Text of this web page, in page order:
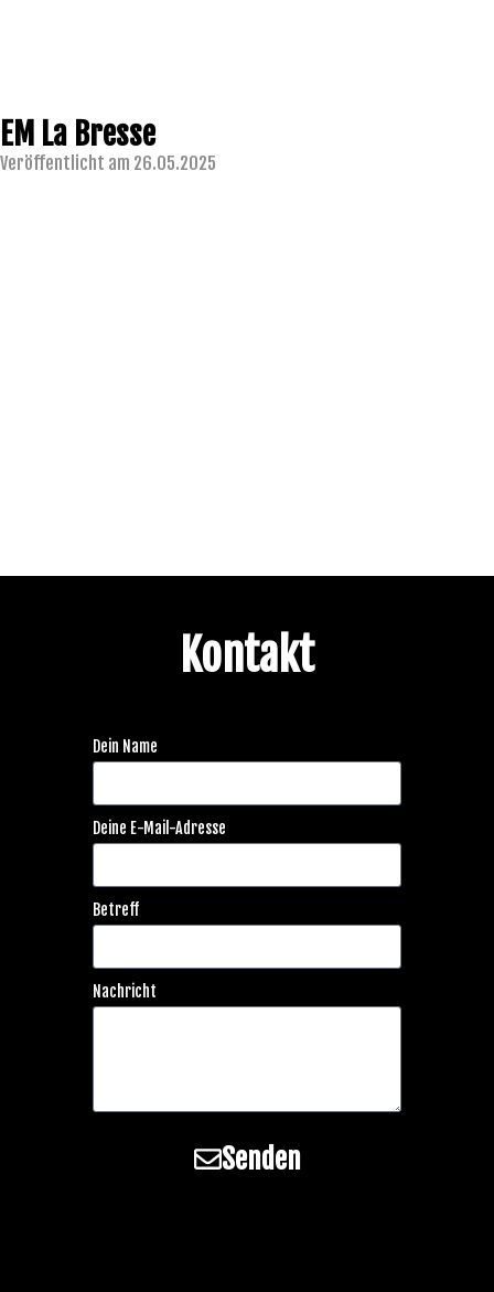
EM La Bresse
Veröffentlicht am 26.05.2025
Kontakt
Dein Name
Deine E-Mail-Adresse
Betreff
Nachricht
Senden